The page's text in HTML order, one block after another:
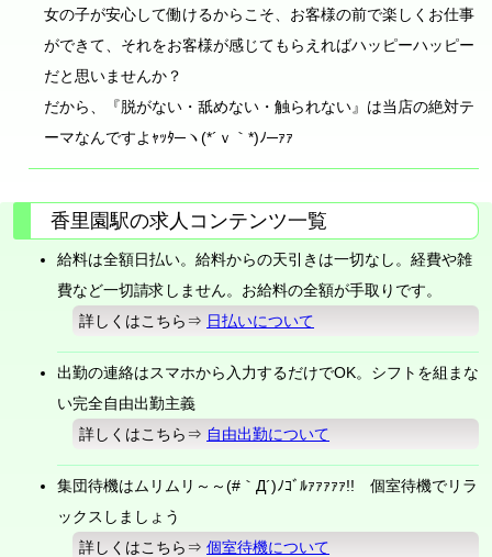
女の子が安心して働けるからこそ、お客様の前で楽しくお仕事
ができて、それをお客様が感じてもらえればハッピーハッピー
だと思いませんか？
だから、『脱がない・舐めない・触られない』は当店の絶対テ
ーマなんですよｬｯﾀ─ヽ(*´ｖ｀*)ﾉ─ｧｧ
香里園駅の求人コンテンツ一覧
給料は全額日払い。給料からの天引きは一切なし。経費や雑
費など一切請求しません。お給料の全額が手取りです。
詳しくはこちら⇒ 日払いについて
出勤の連絡はスマホから入力するだけでOK。シフトを組まな
い完全自由出勤主義
詳しくはこちら⇒ 自由出勤について
集団待機はムリムリ～～(#｀Д´)ﾉｺﾞﾙｧｧｧｧｧ!! 個室待機でリラ
ックスしましょう
詳しくはこちら⇒個室待機について